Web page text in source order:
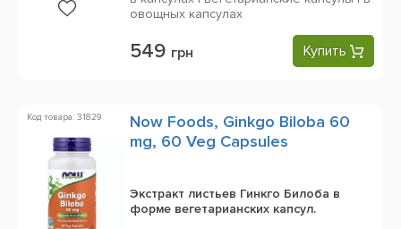
овощных капсулах
549 грн Купить
Код товара: 31829
Now Foods, Ginkgo Biloba 60
mg, 60 Veg Capsules
Экстракт листьев Гинкго Билоба в
форме вегетарианских капсул.